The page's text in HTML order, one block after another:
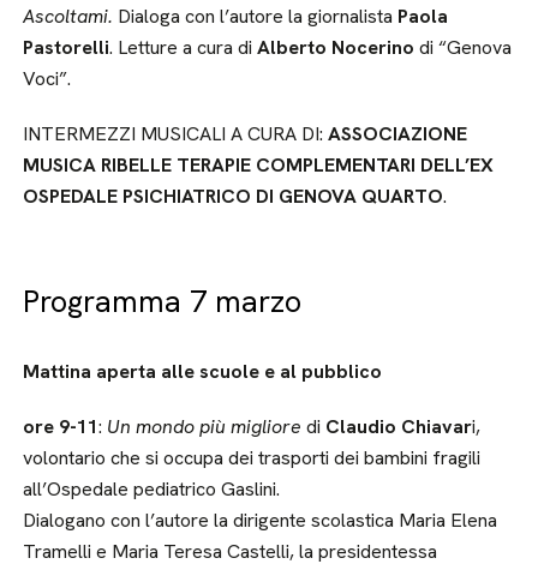
Ascoltami. Dialoga con l’autore la giornalista Paola
Pastorelli. Letture a cura di Alberto Nocerinodi “Genova
Voci”.
INTERMEZZI MUSICALI A CURA DI:ASSOCIAZIONE
MUSICA RIBELLE TERAPIE COMPLEMENTARI DELL’EX
OSPEDALE PSICHIATRICO DI GENOVA QUARTO.
Programma 7 marzo
Mattina aperta alle scuole e al pubblico
ore 9-11: Un mondo più migliore di Claudio Chiavari,
volontario che si occupa dei trasporti dei bambini fragili
all’Ospedale pediatrico Gaslini.
Dialogano con l’autore la dirigente scolastica Maria Elena
Tramelli e Maria Teresa Castelli, la presidentessa